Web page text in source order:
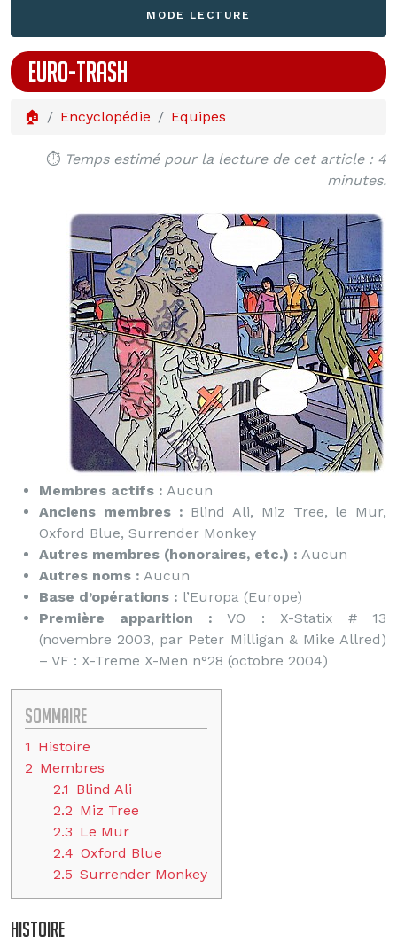
MODE LECTURE
EURO-TRASH
🏠 Encyclopédie Equipes
⏱️ Temps estimé pour la lecture de cet article : 4
minutes.
Membres actifs : Aucun
Anciens membres : Blind Ali, Miz Tree, le Mur,
Oxford Blue, Surrender Monkey
Autres membres (honoraires, etc.) : Aucun
Autres noms : Aucun
Base d’opérations : l’Europa (Europe)
Première apparition : VO : X-Statix # 13
(novembre 2003, par Peter Milligan & Mike Allred)
– VF : X-Treme X-Men n°28 (octobre 2004)
Sommaire
1 Histoire
2 Membres
2.1 Blind Ali
2.2 Miz Tree
2.3 Le Mur
2.4 Oxford Blue
2.5 Surrender Monkey
Histoire